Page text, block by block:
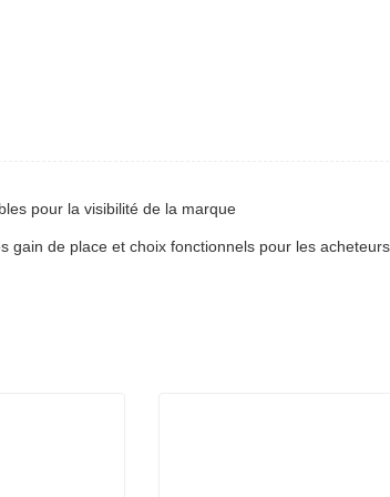
pour la visibilité de la marque